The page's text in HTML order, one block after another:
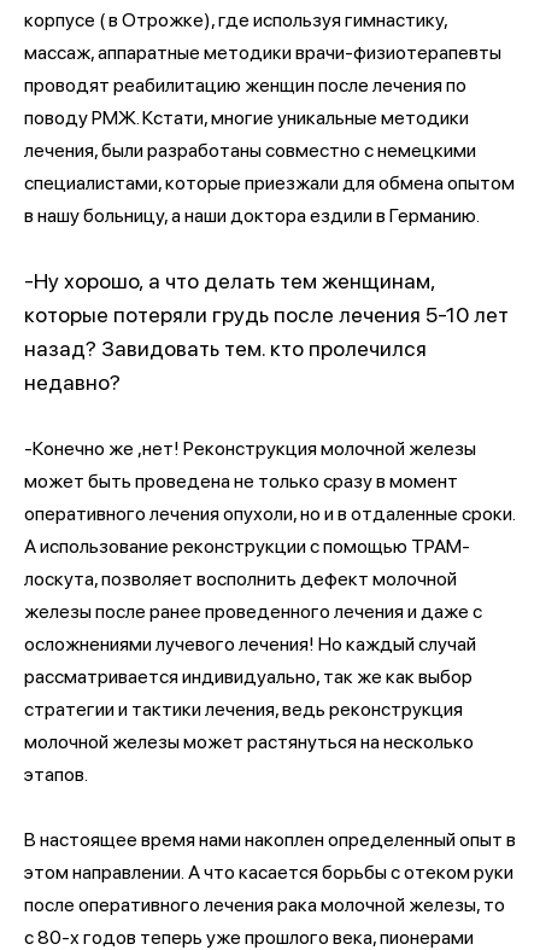
корпусе ( в Отрожке), где используя гимнастику,
массаж, аппаратные методики врачи-физиотерапевты
проводят реабилитацию женщин после лечения по
поводу РМЖ. Кстати, многие уникальные методики
лечения, были разработаны совместно с немецкими
специалистами, которые приезжали для обмена опытом
в нашу больницу, а наши доктора ездили в Германию.
-Ну хорошо, а что делать тем женщинам,
которые потеряли грудь после лечения 5-10 лет
назад? Завидовать тем. кто пролечился
недавно?
-Конечно же ,нет! Реконструкция молочной железы
может быть проведена не только сразу в момент
оперативного лечения опухоли, но и в отдаленные сроки.
А использование реконструкции с помощью ТРАМ-
лоскута, позволяет восполнить дефект молочной
железы после ранее проведенного лечения и даже с
осложнениями лучевого лечения! Но каждый случай
рассматривается индивидуально, так же как выбор
стратегии и тактики лечения, ведь реконструкция
молочной железы может растянуться на несколько
этапов.
В настоящее время нами накоплен определенный опыт в
этом направлении. А что касается борьбы с отеком руки
после оперативного лечения рака молочной железы, то
с 80-х годов теперь уже прошлого века, пионерами